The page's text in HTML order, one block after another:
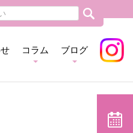
コラム ブログ